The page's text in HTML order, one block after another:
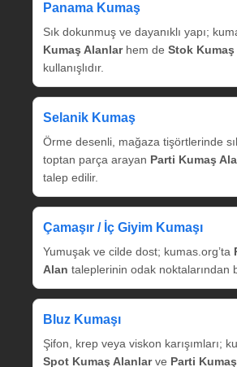
Panama Kumaş
Sık dokunmuş ve dayanıklı yapı;
Kumaş Alanlarhem de Stok
kullanışlıdır.
Selanik Kumaş
Örme desenli, mağaza tişörtlerinde
toptan parça arayan Parti Kumaş
talep edilir.
Çamaşır / İç Giyim Kumaşı
Yumuşak ve cilde dost; kumas.org’ta
Alan taleplerinin odak noktalarından
Bluz Kumaşı
Şifon, krep veya viskon karışımları;
Spot Kumaş Alanlarve Parti